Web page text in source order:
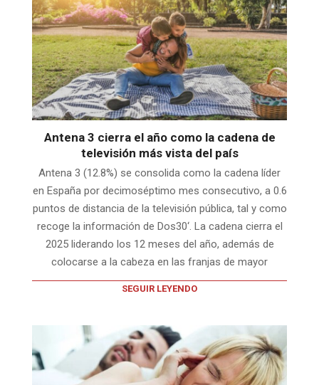
Antena 3 cierra el año como la cadena de
televisión más vista del país
Antena 3 (12.8%) se consolida como la cadena líder
en España por decimoséptimo mes consecutivo, a 0.6
puntos de distancia de la televisión pública, tal y como
recoge la información de Dos30‘. La cadena cierra el
2025 liderando los 12 meses del año, además de
colocarse a la cabeza en las franjas de mayor
SEGUIR LEYENDO